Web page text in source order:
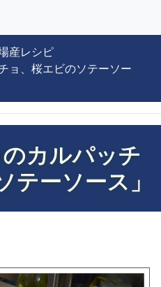
産レシピ
ョ、桜エビのソテーソー
カルパッチ
テーソース」